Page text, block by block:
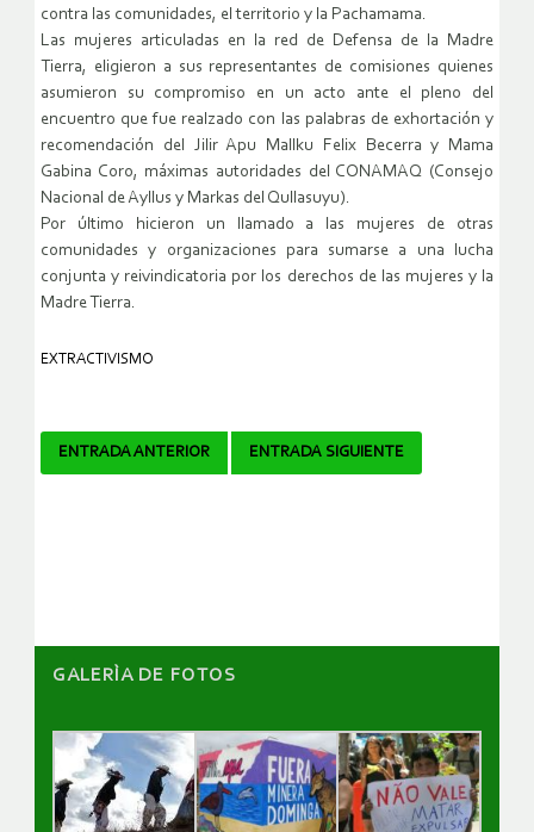
contra las comunidades, el territorio y la Pachamama.
Las mujeres articuladas en la red de Defensa de la Madre
Tierra, eligieron a sus representantes de comisiones quienes
asumieron su compromiso en un acto ante el pleno del
encuentro que fue realzado con las palabras de exhortación y
recomendación del Jilir Apu Mallku Felix Becerra y Mama
Gabina Coro, máximas autoridades del CONAMAQ (Consejo
Nacional de Ayllus y Markas del Qullasuyu).
Por último hicieron un llamado a las mujeres de otras
comunidades y organizaciones para sumarse a una lucha
conjunta y reivindicatoria por los derechos de las mujeres y la
Madre Tierra.
EXTRACTIVISMO
Navegador
ENTRADA ANTERIOR ENTRADA SIGUIENTE
GALERÌA DE FOTOS